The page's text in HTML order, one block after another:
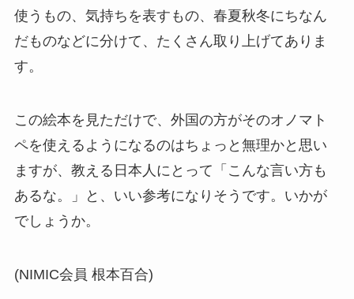
使うもの、気持ちを表すもの、春夏秋冬にちなん
だものなどに分けて、たくさん取り上げてありま
す。
この絵本を見ただけで、外国の方がそのオノマト
ペを使えるようになるのはちょっと無理かと思い
ますが、教える日本人にとって「こんな言い方も
あるな。」と、いい参考になりそうです。いかが
でしょうか。
(NIMIC会員 根本百合)